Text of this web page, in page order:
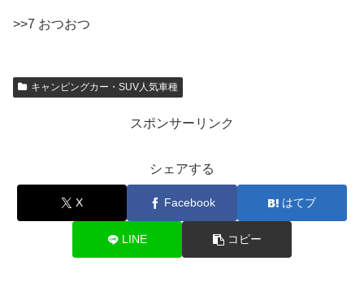
>>7 おつおつ
キャンピングカー・SUV人気車種
スポンサーリンク
シェアする
X Facebook はてブ
LINE コピー